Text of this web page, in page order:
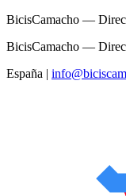
BicisCamacho —
BicisCamacho —
España |